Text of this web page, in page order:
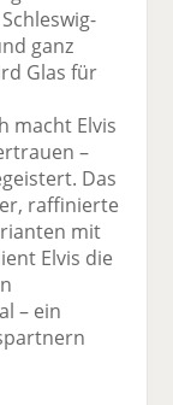
ganz
Glas für
macht Elvis
–
Das
raffinierte
mit
Elvis die
– ein